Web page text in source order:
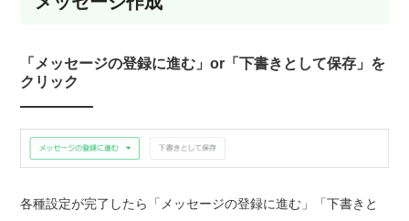
「メッセージの登録に進む」or「下書きとして保存」を
クリック
各種設定が完了したら「メッセージの登録に進む」「下書きと